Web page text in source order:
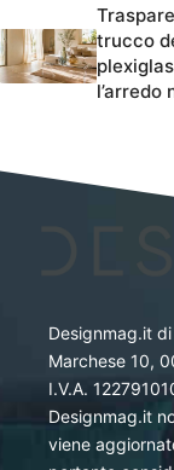
trucco
l’arredo
Designmag.it
Marchese 10,
I.V.A.
Designmag.it
viene